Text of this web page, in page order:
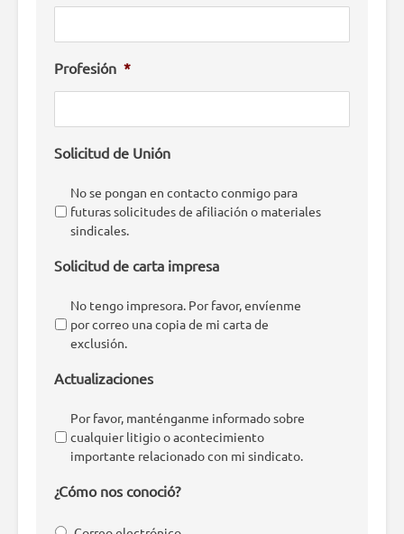
Profesión *
Solicitud de Unión
No se pongan en contacto conmigo para
futuras solicitudes de afiliación o materiales
sindicales.
Solicitud de carta impresa
No tengo impresora. Por favor, envíenme
por correo una copia de mi carta de
exclusión.
Actualizaciones
Por favor, manténganme informado sobre
cualquier litigio o acontecimiento
importante relacionado con mi sindicato.
¿Cómo nos conoció?